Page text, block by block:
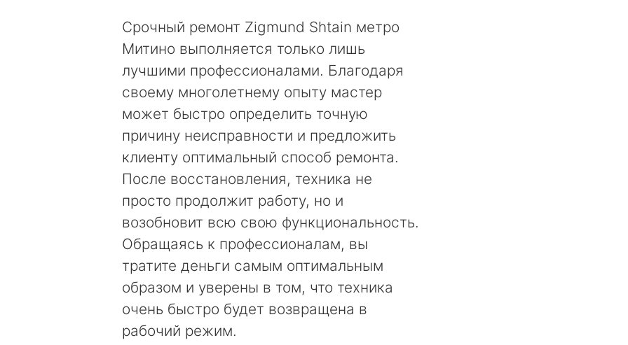
Срочный ремонт Zigmund Shtain метро
Митино выполняется только лишь
лучшими профессионалами. Благодаря
своему многолетнему опыту мастер
может быстро определить точную
причину неисправности и предложить
клиенту оптимальный способ ремонта.
После восстановления, техника не
просто продолжит работу, но и
возобновит всю свою функциональность.
Обращаясь к профессионалам, вы
тратите деньги самым оптимальным
образом и уверены в том, что техника
очень быстро будет возвращена в
рабочий режим.